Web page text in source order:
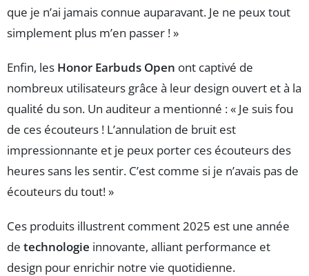
que je n’ai jamais connue auparavant. Je ne peux tout
simplement plus m’en passer ! »
Enfin, les Honor Earbuds Open ont captivé de
nombreux utilisateurs grâce à leur design ouvert et à la
qualité du son. Un auditeur a mentionné : « Je suis fou
de ces écouteurs ! L’annulation de bruit est
impressionnante et je peux porter ces écouteurs des
heures sans les sentir. C’est comme si je n’avais pas de
écouteurs du tout! »
Ces produits illustrent comment 2025 est une année
de technologie innovante, alliant performance et
design pour enrichir notre vie quotidienne.